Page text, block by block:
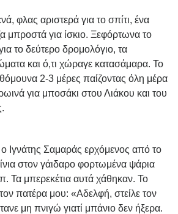
φλας αριστερά για το σπίτι, ένα
μπροστά για ίσκιο. Ξεφόρτωνα το
το δεύτερο δρομολόγιο, τα
και ό,τι χώραγε κατασάμαρα. Το
2-3 μέρες παίζοντας όλη μέρα
για μποσάκι στου Λιάκου και του
Ιγνάτης Σαμαράς ερχόμενος από το
στον γάιδαρο φορτωμένα ψάρια
Τα μπερεκέτια αυτά χάθηκαν. Το
πατέρα μου: «Αδελφή, στείλε τον
μη πνιγώ γιατί μπάνιο δεν ήξερα.